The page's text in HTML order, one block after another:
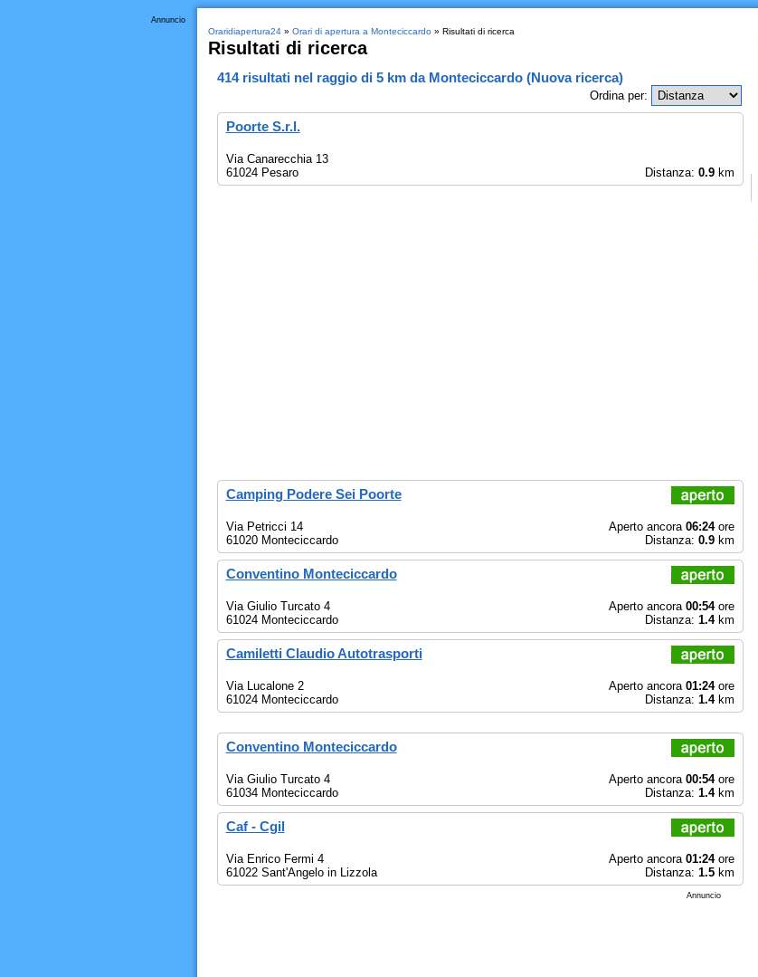
Annuncio
Oraridiapertura24» Orari di apertura a Monteciccardo» Risultati di ricerca
Risultati di ricerca
414risultati nel raggio di 5 kmda Monteciccardo (Nuova ricerca)
Ordina per:
Poorte S.r.l.
Via Canarecchia 13
61024 Pesaro
Distanza: 0.9km
Camping Podere Sei Poorte
Via Petricci 14
61020 Monteciccardo
Aperto ancora 06:24ore
Distanza: 0.9km
Conventino Monteciccardo
Via Giulio Turcato 4
61024 Monteciccardo
Aperto ancora 00:54ore
Distanza: 1.4km
Camiletti Claudio Autotrasporti
Via Lucalone 2
61024 Monteciccardo
Aperto ancora 01:24ore
Distanza: 1.4km
Conventino Monteciccardo
Via Giulio Turcato 4
61034 Monteciccardo
Aperto ancora 00:54ore
Distanza: 1.4km
Caf - Cgil
Via Enrico Fermi 4
61022 Sant'Angelo in Lizzola
Aperto ancora 01:24ore
Distanza: 1.5km
Annuncio